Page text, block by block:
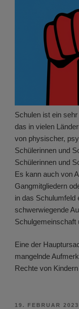
Schulen ist ein
das in vielen
von physischer,
Schülerinnen und
Schülerinnen und
Es kann auch von
Gangmitgliedern
in das Schulumfeld
schwerwiegende
Schulgemeinschaft
Eine der
mangelnde
Rechte von
VERÖFFENTLICHT
19. FEBRUAR 2023